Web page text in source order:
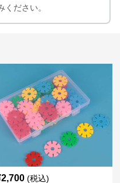
ください。
2,700 (税込)